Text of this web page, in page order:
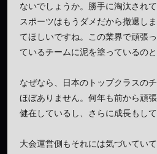
ないでしょうか。勝手に淘汰され
スポーツはもうダメだから撤退し
てほしいですね。この業界で頑張
ているチームに泥を塗っているの
なぜなら、日本のトップクラスの
ほぼありません。何年も前から頑
健在しているし、さらに成長もして
大会運営側もそれには気づいてい